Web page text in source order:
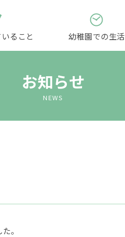
ること 幼稚園での生活
要
ブランドマーク
針
育
３歳児入園クラス）
広場「あいあい」
・諸費用
お知らせ
NEWS
。